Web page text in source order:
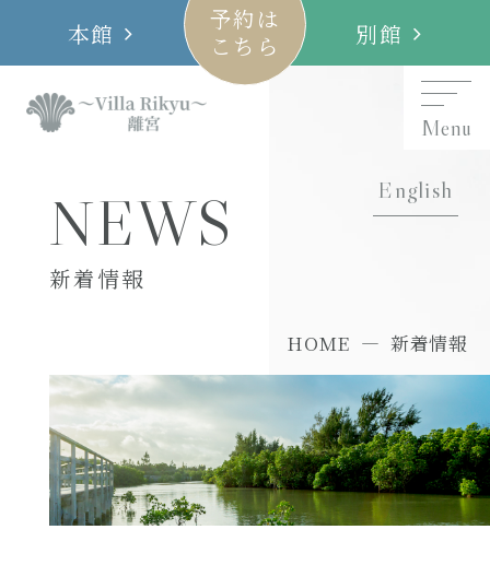
Menu
English
NEWS
新着情報
HOME 新着情報
本館
予約は
こちら
別館